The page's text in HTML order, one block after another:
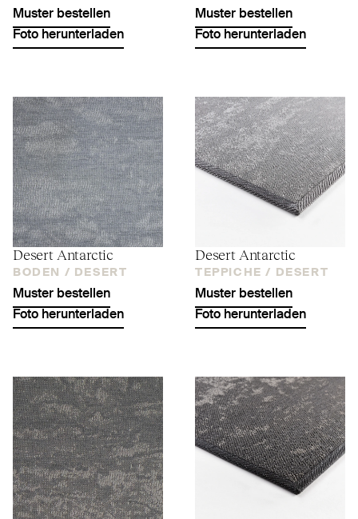
Muster bestellen
Foto herunterladen
Muster bestellen
Foto herunterladen
Desert Antarctic
BODEN / DESERT
Muster bestellen
Foto herunterladen
Desert Antarctic
TEPPICHE / DESERT
Muster bestellen
Foto herunterladen